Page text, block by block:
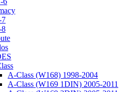
A-Class (W168) 1998-2004
A-Class (W169 1DIN) 2005-2011